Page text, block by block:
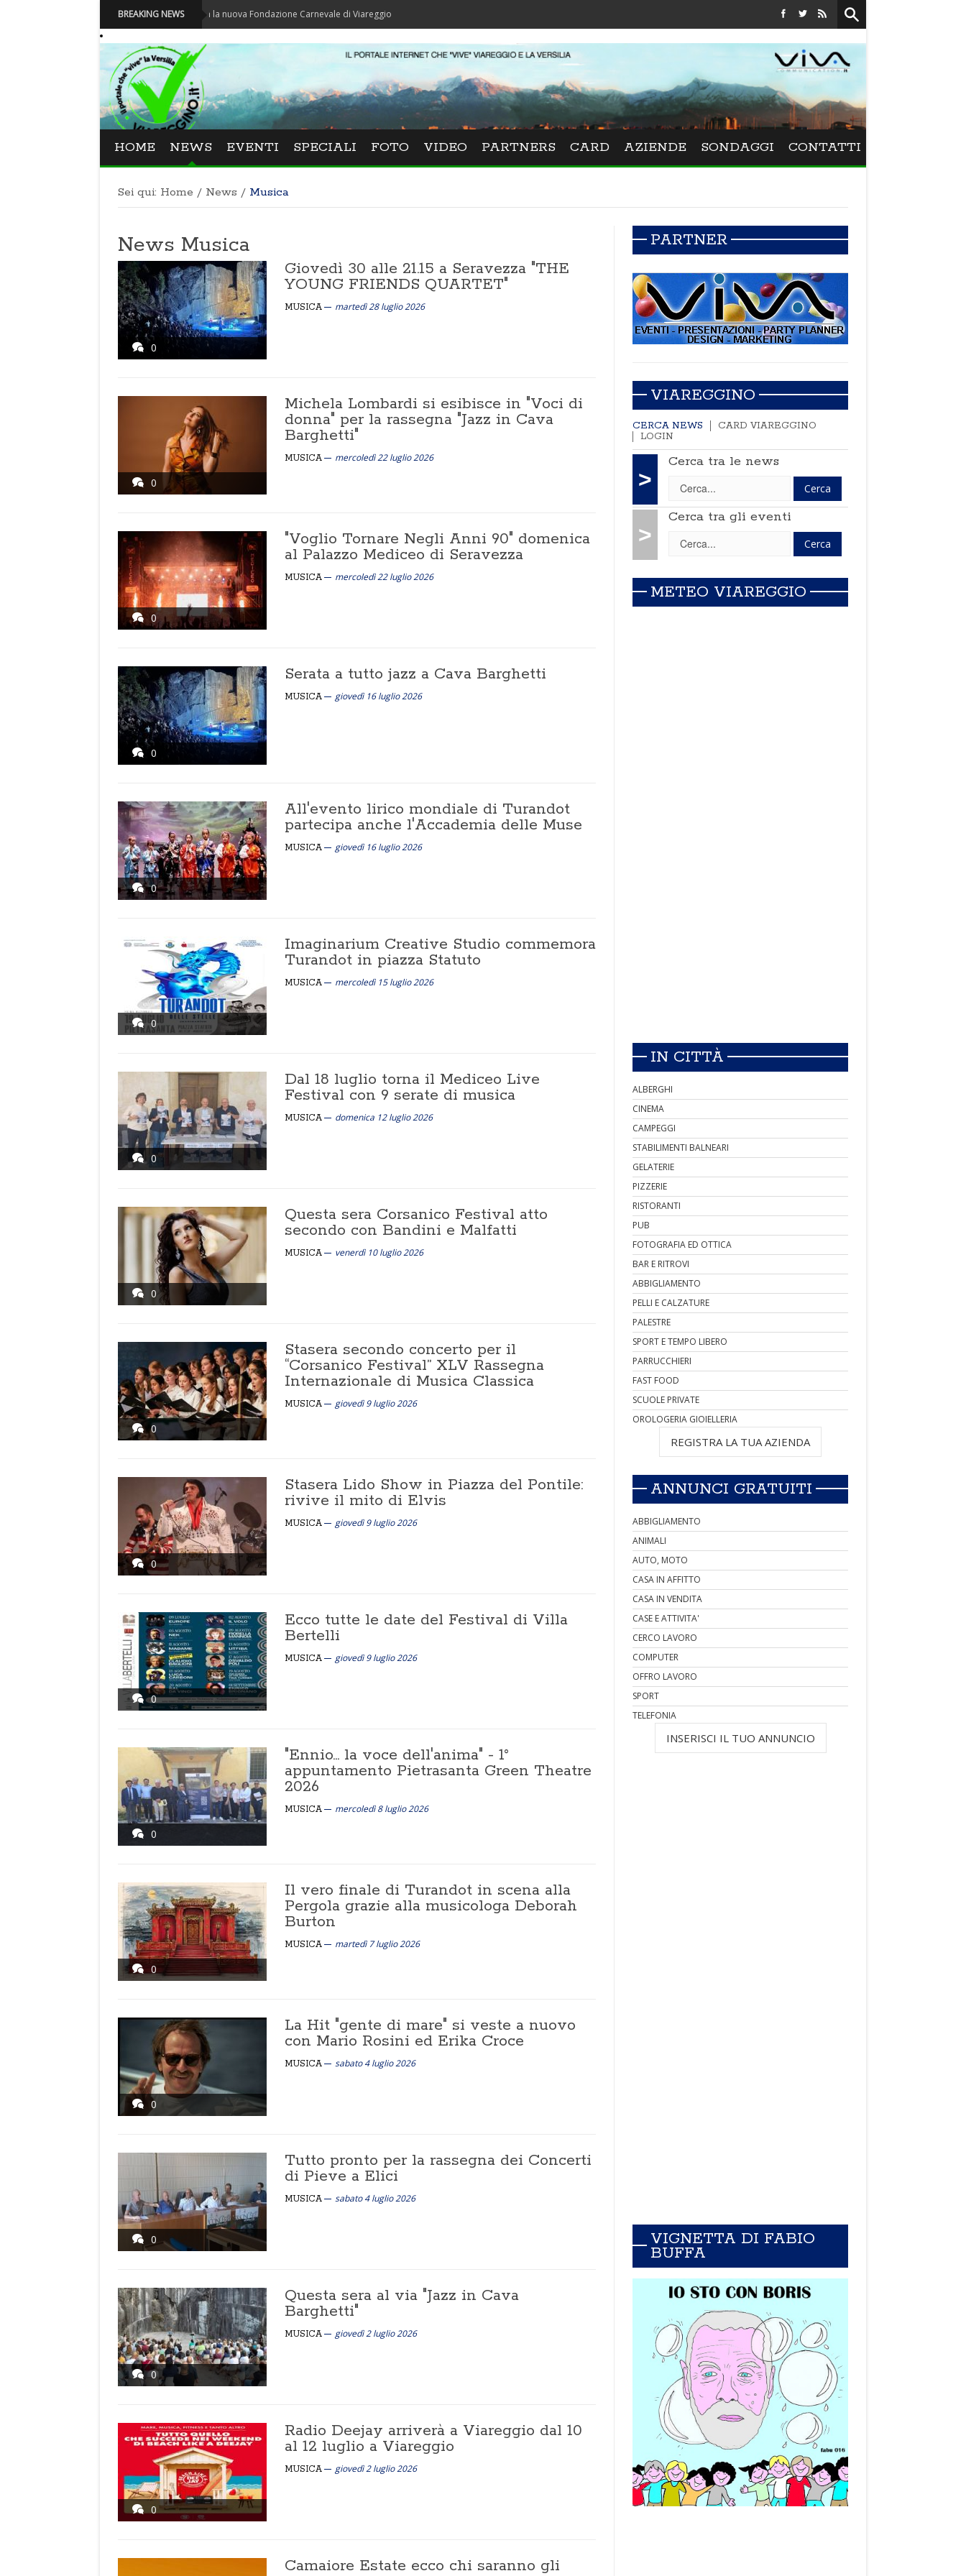
BREAKING NEWS
Carnevale - Nominata la nuova Fondazione Carnevale di Viareggio Festival La Versiliana - La direttrice lucchese Beatrice Venezi
HOME NEWS EVENTI SPECIALI FOTO VIDEO PARTNERS CARD AZIENDE SONDAGGI CONTATTI
Sei qui: Home / News / Musica
News Musica
0
Giovedì 30 alle 21.15 a Seravezza "THE
YOUNG FRIENDS QUARTET"
MUSICA martedì 28 luglio 2026
0
Michela Lombardi si esibisce in "Voci di
donna" per la rassegna "Jazz in Cava
Barghetti"
MUSICA mercoledì 22 luglio 2026
0
"Voglio Tornare Negli Anni 90" domenica
al Palazzo Mediceo di Seravezza
MUSICA mercoledì 22 luglio 2026
0
Serata a tutto jazz a Cava Barghetti
MUSICA giovedì 16 luglio 2026
0
All'evento lirico mondiale di Turandot
partecipa anche l'Accademia delle Muse
MUSICA giovedì 16 luglio 2026
0
Imaginarium Creative Studio commemora
Turandot in piazza Statuto
MUSICA mercoledì 15 luglio 2026
0
Dal 18 luglio torna il Mediceo Live
Festival con 9 serate di musica
MUSICA domenica 12 luglio 2026
0
Questa sera Corsanico Festival atto
secondo con Bandini e Malfatti
MUSICA venerdì 10 luglio 2026
0
Stasera secondo concerto per il
“Corsanico Festival” XLV Rassegna
Internazionale di Musica Classica
MUSICA giovedì 9 luglio 2026
0
Stasera Lido Show in Piazza del Pontile:
rivive il mito di Elvis
MUSICA giovedì 9 luglio 2026
0
Ecco tutte le date del Festival di Villa
Bertelli
MUSICA giovedì 9 luglio 2026
0
"Ennio... la voce dell'anima" - 1°
appuntamento Pietrasanta Green Theatre
2026
MUSICA mercoledì 8 luglio 2026
0
Il vero finale di Turandot in scena alla
Pergola grazie alla musicologa Deborah
Burton
MUSICA martedì 7 luglio 2026
0
La Hit "gente di mare" si veste a nuovo
con Mario Rosini ed Erika Croce
MUSICA sabato 4 luglio 2026
0
Tutto pronto per la rassegna dei Concerti
di Pieve a Elici
MUSICA sabato 4 luglio 2026
0
Questa sera al via "Jazz in Cava
Barghetti"
MUSICA giovedì 2 luglio 2026
0
Radio Deejay arriverà a Viareggio dal 10
al 12 luglio a Viareggio
MUSICA giovedì 2 luglio 2026
Camaiore Estate ecco chi saranno gli
PARTNER
VIAREGGINO
CERCA NEWS
CARD VIAREGGINO
LOGIN
>
Cerca tra le news
>
Cerca tra gli eventi
METEO VIAREGGIO
IN CITTÀ
ALBERGHI
CINEMA
CAMPEGGI
STABILIMENTI BALNEARI
GELATERIE
PIZZERIE
RISTORANTI
PUB
FOTOGRAFIA ED OTTICA
BAR E RITROVI
ABBIGLIAMENTO
PELLI E CALZATURE
PALESTRE
SPORT E TEMPO LIBERO
PARRUCCHIERI
FAST FOOD
SCUOLE PRIVATE
OROLOGERIA GIOIELLERIA
REGISTRA LA TUA AZIENDA
ANNUNCI GRATUITI
ABBIGLIAMENTO
ANIMALI
AUTO, MOTO
CASA IN AFFITTO
CASA IN VENDITA
CASE E ATTIVITA'
CERCO LAVORO
COMPUTER
OFFRO LAVORO
SPORT
TELEFONIA
INSERISCI IL TUO ANNUNCIO
VIGNETTA DI FABIO
BUFFA